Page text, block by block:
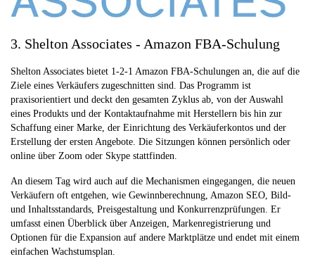
3. Shelton Associates - Amazon FBA-Schulung
Shelton Associates bietet 1-2-1 Amazon FBA-Schulungen an, die auf die
Ziele eines Verkäufers zugeschnitten sind. Das Programm ist
praxisorientiert und deckt den gesamten Zyklus ab, von der Auswahl
eines Produkts und der Kontaktaufnahme mit Herstellern bis hin zur
Schaffung einer Marke, der Einrichtung des Verkäuferkontos und der
Erstellung der ersten Angebote. Die Sitzungen können persönlich oder
online über Zoom oder Skype stattfinden.
An diesem Tag wird auch auf die Mechanismen eingegangen, die neuen
Verkäufern oft entgehen, wie Gewinnberechnung, Amazon SEO, Bild-
und Inhaltsstandards, Preisgestaltung und Konkurrenzprüfungen. Er
umfasst einen Überblick über Anzeigen, Markenregistrierung und
Optionen für die Expansion auf andere Marktplätze und endet mit einem
einfachen Wachstumsplan.